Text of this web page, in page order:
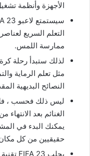
الأجهزة وأنظمة
التعلم السريع
ممارسة اللمس.
لذلك ستبدأ رحلة
مثل تعلم الرماية
النصائح البديهية
الغنائم بعد
يمكنك البدء في
حقيقيين من كل